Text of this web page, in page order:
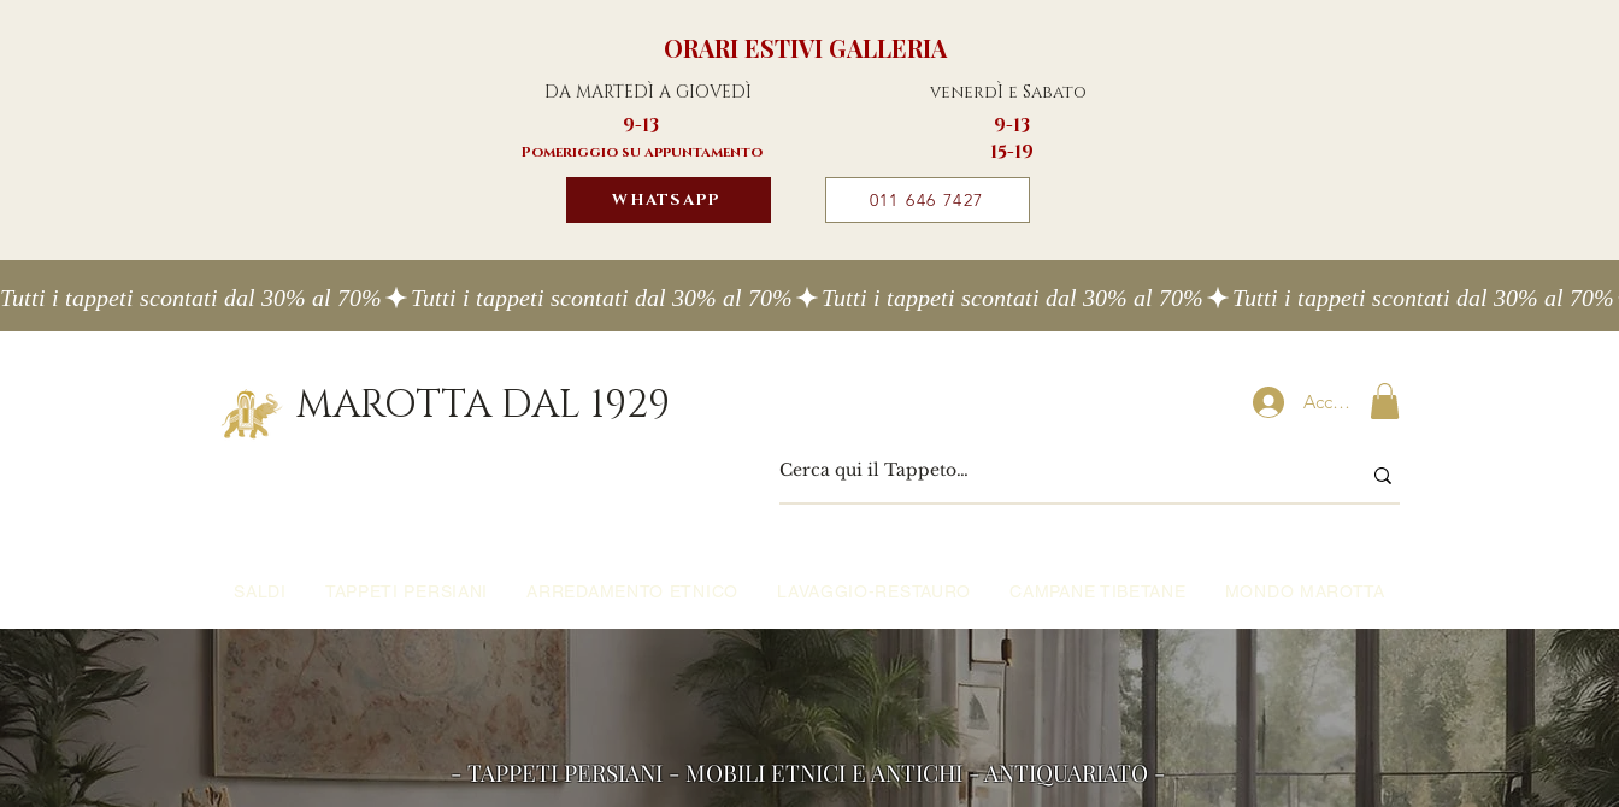
ORARI ESTIVI GALLERIA
DA MARTEDÌ A GIOVEDÌ
9-13
Pomeriggio su appuntamento
WHATSAPP
venerdÌ e Sabato
9-13
15-19
011 646 7427
Tutti i tappeti scontati dal 30% al 70%
MAROTTA DAL 1929 Accedi
SALDI TAPPETI PERSIANI ARREDAMENTO ETNICO LAVAGGIO-RESTAURO CAMPANE TIBETANE MONDO MAROTTA
- TAPPETI PERSIANI - MOBILI ETNICI E ANTICHI - ANTIQUARIATO -